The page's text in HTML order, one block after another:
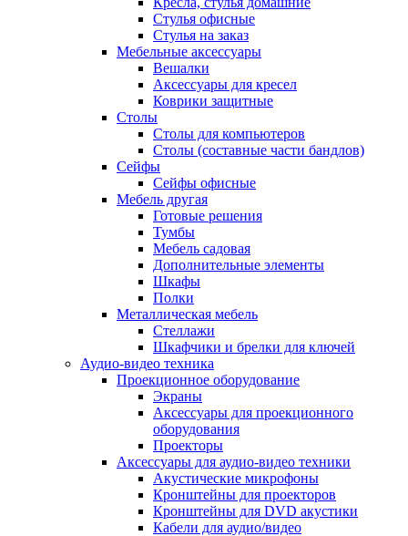
Стулья офисные
Стулья на заказ
Мебельные аксессуары
Вешалки
Аксессуары для кресел
Коврики защитные
Столы
Столы для компьютеров
Столы (составные части бандлов)
Сейфы
Сейфы офисные
Мебель другая
Готовые решения
Тумбы
Мебель садовая
Дополнительные элементы
Шкафы
Полки
Металлическая мебель
Стеллажи
Шкафчики и брелки для ключей
Аудио-видео техника
Проекционное оборудование
Экраны
Аксессуары для проекционного
оборудования
Проекторы
Аксессуары для аудио-видео техники
Акустические микрофоны
Кронштейны для проекторов
Кронштейны для DVD акустики
Кабели для аудио/видео